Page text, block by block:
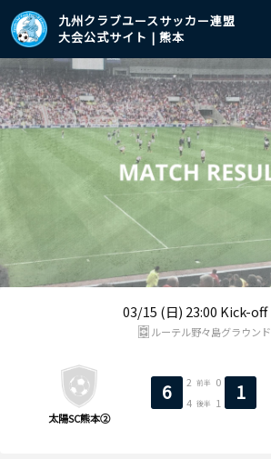
九州クラブユースサッカー連盟
大会公式サイト | 熊本
03/15 (日) 23:00 Kick-off
太陽SC熊本②
6 2 前半
0
4 後半 1 1
ルーテル野々島グラウンド